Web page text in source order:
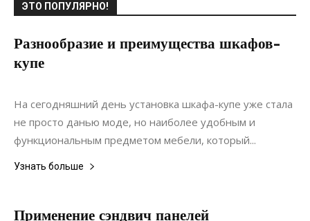
ЭТО ПОПУЛЯРНО!
Разнообразие и преимущества шкафов-
купе
30.03.2017
На сегодняшний день установка шкафа-купе уже стала
не просто данью моде, но наиболее удобным и
функциональным предметом мебели, который...
Узнать больше
Применение сэндвич панелей